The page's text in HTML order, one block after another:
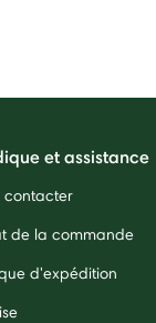
et assistance
contacter
de la commande
d'expédition